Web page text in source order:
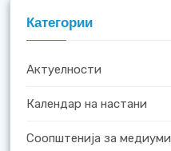
Категории
Актуелности
Календар на настани
Соопштенија за медиуми